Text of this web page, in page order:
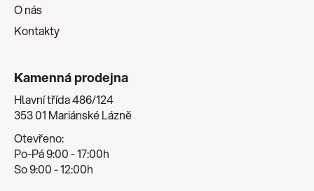
O nás
Kontakty
Kamenná prodejna
Hlavní třída 486/124
353 01 Mariánské Lázně
Otevřeno:
Po-Pá 9:00 - 17:00h
So 9:00 - 12:00h